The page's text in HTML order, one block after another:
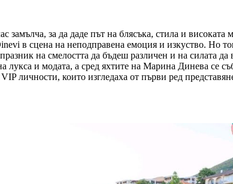
за да даде път на блясъка, стила и високата
в сцена на неподправена емоция и изкуство. Но
на смелостта да бъдеш различен и на силата
лукса и модата, а сред яхтите на Марина Динева се
личности, които изгледаха от първи ред